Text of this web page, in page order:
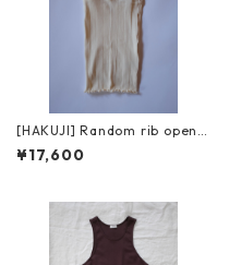
[HAKUJI] Random rib open b
ack cami / Ivory
¥17,600